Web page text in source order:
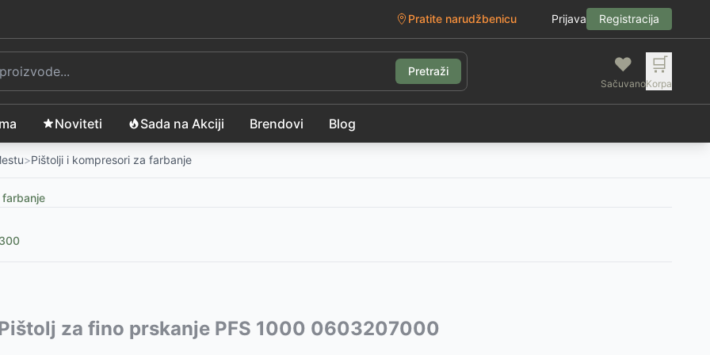
Pratite narudžbenicu Prijava Registracija
Pretraži ❤️
Sačuvano
🛒
Korpa
Noviteti Sada na Akciji Brendovi Blog
>Pištolji i kompresori za farbanje
farbanje
RSD
RSD
RSD
za fino prskanje PFS 1000 0603207000